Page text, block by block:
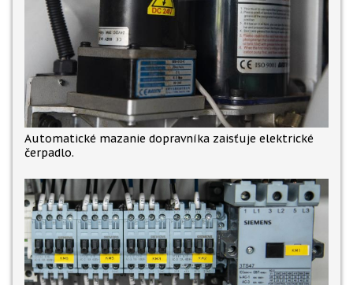
Automatické mazanie dopravníka zaisťuje elektrické
čerpadlo.